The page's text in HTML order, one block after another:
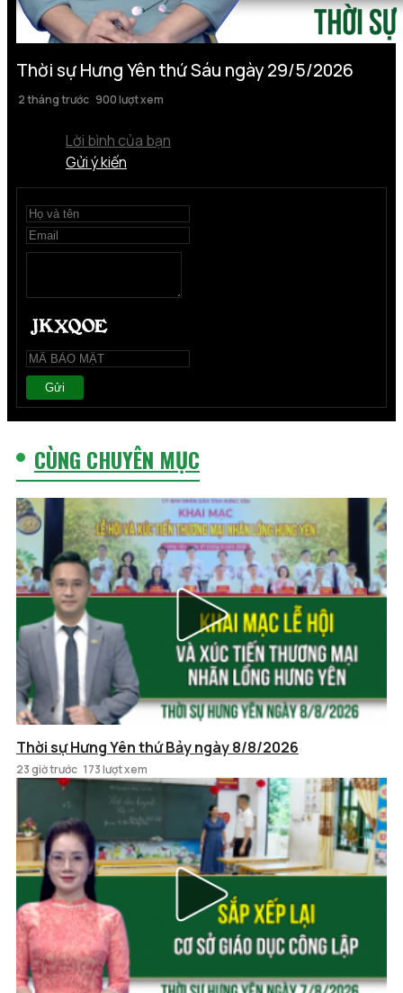
Thời sự Hưng Yên thứ Sáu ngày 29/5/2026
2 tháng trước 900 lượt xem
Lời bình của bạn
Gửi ý kiến
Gửi
CÙNG CHUYÊN MỤC
Thời sự Hưng Yên thứ Bảy ngày 8/8/2026
23 giờ trước 173 lượt xem